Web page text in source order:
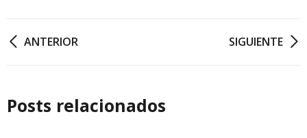
ANTERIOR SIGUIENTE
Posts relacionados